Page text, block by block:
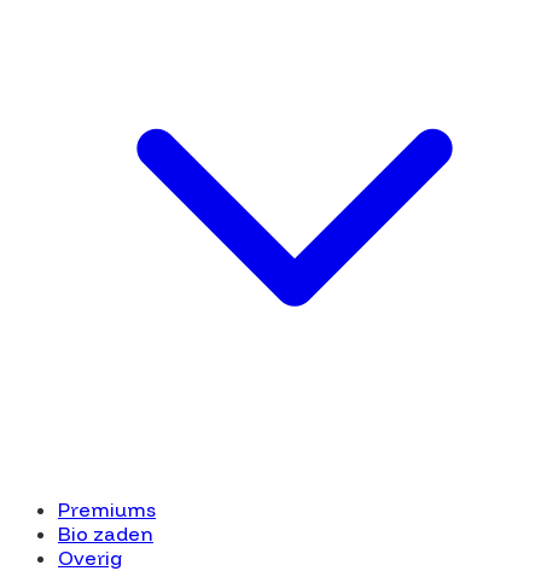
Premiums
Bio zaden
Overig